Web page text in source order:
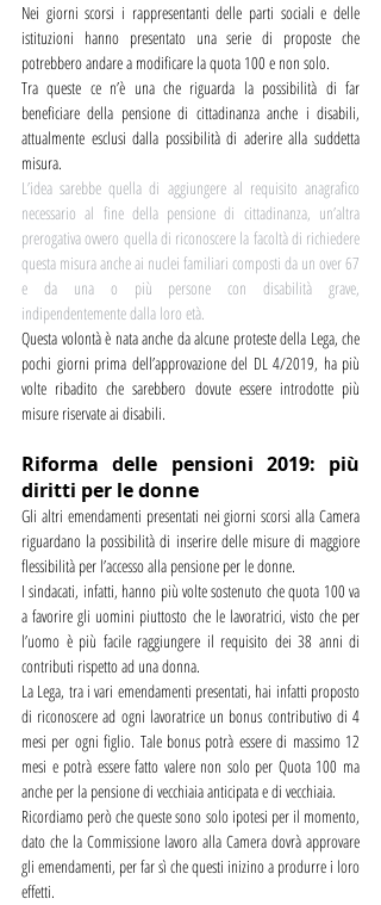
Nei giorni scorsi i rappresentanti delle parti sociali e delle
istituzioni hanno presentato una serie di proposte che
potrebbero andare a modificare la quota 100 e non solo.
Tra queste ce n’è una che riguarda la possibilità di far
beneficiare della pensione di cittadinanza anche i disabili,
attualmente esclusi dalla possibilità di aderire alla suddetta
misura.
L’idea sarebbe quella di aggiungere al requisito anagrafico
necessario al fine della pensione di cittadinanza, un’altra
prerogativa ovvero quella di riconoscere la facoltà di richiedere
questa misura anche ai nuclei familiari composti da un over 67
e da una o più persone con disabilità grave,
indipendentemente dalla loro età.
Questa volontà è nata anche da alcune proteste della Lega, che
pochi giorni prima dell’approvazione del DL 4/2019, ha più
volte ribadito che sarebbero dovute essere introdotte più
misure riservate ai disabili.
Riforma delle pensioni 2019: più
diritti per le donne
Gli altri emendamenti presentati nei giorni scorsi alla Camera
riguardano la possibilità di inserire delle misure di maggiore
flessibilità per l’accesso alla pensione per le donne.
I sindacati, infatti, hanno più volte sostenuto che quota 100 va
a favorire gli uomini piuttosto che le lavoratrici, visto che per
l’uomo è più facile raggiungere il requisito dei 38 anni di
contributi rispetto ad una donna.
La Lega, tra i vari emendamenti presentati, hai infatti proposto
di riconoscere ad ogni lavoratrice un bonus contributivo di 4
mesi per ogni figlio. Tale bonus potrà essere di massimo 12
mesi e potrà essere fatto valere non solo per Quota 100 ma
anche per la pensione di vecchiaia anticipata e di vecchiaia.
Ricordiamo però che queste sono solo ipotesi per il momento,
dato che la Commissione lavoro alla Camera dovrà approvare
gli emendamenti, per far sì che questi inizino a produrre i loro
effetti.